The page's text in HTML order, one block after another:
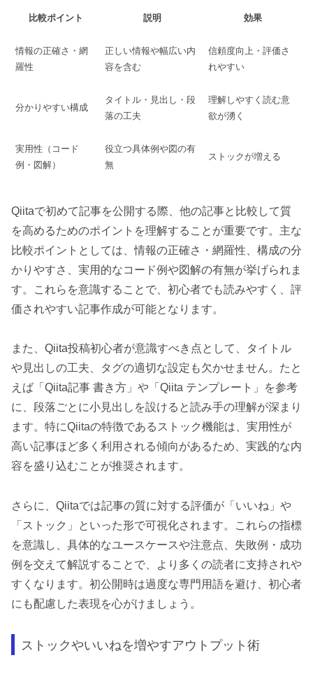
比較ポイント 説明 効果
情報の正確さ・網
羅性
正しい情報や幅広い内
容を含む
信頼度向上・評価さ
れやすい
分かりやすい構成
タイトル・見出し・段
落の工夫
理解しやすく読む意
欲が湧く
実用性（コード
例・図解）
役立つ具体例や図の有
無
ストックが増える
Qiitaで初めて記事を公開する際、他の記事と比較して質
を高めるためのポイントを理解することが重要です。主な
比較ポイントとしては、情報の正確さ・網羅性、構成の分
かりやすさ、実用的なコード例や図解の有無が挙げられま
す。これらを意識することで、初心者でも読みやすく、評
価されやすい記事作成が可能となります。
また、Qiita投稿初心者が意識すべき点として、タイトル
や見出しの工夫、タグの適切な設定も欠かせません。たと
えば「Qiita記事 書き方」や「Qiita テンプレート」を参考
に、段落ごとに小見出しを設けると読み手の理解が深まり
ます。特にQiitaの特徴であるストック機能は、実用性が
高い記事ほど多く利用される傾向があるため、実践的な内
容を盛り込むことが推奨されます。
さらに、Qiitaでは記事の質に対する評価が「いいね」や
「ストック」といった形で可視化されます。これらの指標
を意識し、具体的なユースケースや注意点、失敗例・成功
例を交えて解説することで、より多くの読者に支持されや
すくなります。初公開時は過度な専門用語を避け、初心者
にも配慮した表現を心がけましょう。
ストックやいいねを増やすアウトプット術